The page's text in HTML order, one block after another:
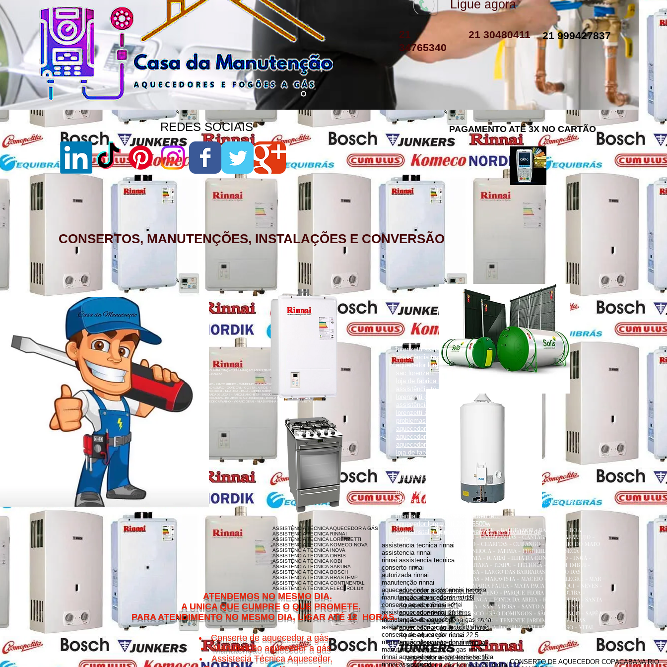
aquecedor a gás komeco 15l
aquecedor a gás komeco 20l digital
ASSISTÊNCIA TÉCNICA AQUECEDOR A GÁS
ASSISTÊNCIA TÉCNICA RINNAI
ASSISTÊNCIA TÉCNICA LORENZETTI
ASSISTÊNCIA TÉCNICA KOMECO NOVA
ASSISTÊNCIA TÉCNICA INOVA
ASSISTÊNCIA TÉCNICA ORBIS
ASSISTÊNCIA TÉCNICA KOBI
ASSISTÊNCIA TÉCNICA SAKURA
ASSISTÊNCIA TÉCNICA BOSCH
ASSISTÊNCIA TÉCNICA BRASTEMP
ASSISTÊNCIA TÉCNICA CONTINENTAL
ASSISTÊNCIA TÉCNICA ELECTROLUX
resistencia de boiler eletrico
resistencia eletrica boiler
resistencia para boiler preço
resistencia boiler komeco
aquecedor a gás rinnai preço
aquecedor a gás rinnai 15l
aquecedor rinnai e21
aquecedor rinnai 21 litros
aquecedor a gás preço
aquecedor a gás rinnai 35 litros
aquecedor a gás rinnai 22 5
aquecedor a gás rinnai manual
Ligue agora
21
34765340
21 30480411 21 999427837
CONSERTO DE AQUECEDOR COPACABANA RIO
assistencia tecnica rinnai
assistencia rinnai
rinnai assistencia tecnica
conserto rinnai
autorizada rinnai
manutenção rinnai
aquecedor rinnai assistencia tecnica
manutenção aquecedores rinnai
conserto aquecedores rinnai
assistencia aquecedor rinnai
manutenção de aquecedor a gas rinnai
assistencia tecnica aquecedor rinnai
conserto de aquecedor rinnai
manutenção de aquecedor rinnai
manutenção aquecedor a gas rinnai
rinnai aquecedores assistencia tecnica
rinnai assistencia
REDES SOCIAIS PAGAMENTO ATÉ 3X NO CARTÃO
CONSERTOS, MANUTENÇÕES, INSTALAÇÕES E CONVERSÃO
aquecedor lorenzetti vazando
lorenzetti assistência técnica
assistência técnica chuveiro lorenzetti rj
aquecedor lorenzetti não esquenta muito
sac lorenzetti
loja de fabrica lorenzetti
assistência técnica lorenzetti lapa
lorenzetti garantia
assistência técnica chuveiro lorenzetti rj
lorenzetti assistência técnica
problemas com aquecedor a gás lorenzetti
aquecedor lorenzetti manual
aquecedor a gás lorenzetti
aquecedor a gás lorenzetti 15l
loja de fabrica lorenzetti
lorenzetti garantia
como instalar aquecedor versátil lorenzetti
como instalar aquecedor lorenzetti em torneira
monocomando
manual aquecedor lorenzetti
aquecedor lorenzetti 110v
aquecedor lorenzetti água da rua
manual aquecedor versátil lorenzetti
aquecedor lorenzetti 220v 5500w
como instalar aquecedor lorenzetti em lavatório de
salão
AQUECEDOR A GÁS , CONSERTO, MANUTENÇÃO, INSTALAÇÃO ASSISTÊNCIA TÉCNICA RUA PORTO FELIZ 371
LOJA A HONORIO GURGEL RIO DE JANEIRO
ZONA NORTE
ACARÍ - ANCHIETA - BARROS FILHO - BENTO RIBEIRO - CAMPINHO - CAVALCANTI - CASCADURA - COELHO
NETO - COLÉGIO - COMPLEXO DO ALEMÃO - CORDOVIL - COSTA BARROS - ENGENHO LEAL - ENGENHO DA
RAINHA - GUADALUPE - HONÓRIO GURGEL - INHAÚMA - IRAJÁ - JARDIM AMÉRICA - MADUREIRA - MARECHAL
HERMES - OSVALDO CRUZ - PARADA DE LUCAS - PARQUE ANCHIETA - PARQUE COLÚMBIA - PAVUNA - PENHA
- PENHA CIRCULAR - QUINTINO BOCAIÚVA - RICARDO DE ALBUQUERQUE - ROCHA MIRANDA - TOMÁS COELHO
- TURIAÇÚ - VAZ LOBO - VICENTE DE CARVALHO - VIGÁRIO GERAL - VILA DA PENHA - VILA KOSMOS - VISTA
ALEGRE
AQUECEDOR A GÁS, CONSERTO,
MANUTENÇÃO, INSTALAÇÃO, ASSISTÊNCIA
TÉCNICA RINNAI RUA BARATA RIBEIRO 232
COPACABANA RIO DE JANEIRO
BAIRROS DE ATENDIMENTO RJ
ZONA SUL
BOTAFOGO - CATETE - COPACABANA -
COSME VELHO - FLAMENGO - GÁVEA -
HUMAITÁ - IPANEMA - JARDIM BOTÂNICO -
LAGOA - LARANJEIRAS - LEBLON - LEME -
ROCINHA - SÃO CONRADO - URCA
AQUECEDOR A GÁS, CONSERTO, MANUTENÇÃO,
INSTALAÇÃO, ASSISTÊNCIA TÉCNICA RUA ERNANI
AMARAL PEIXOTO 252 CENTRO NITERÓI
NITERÓI RJ
ATALAIA - BADU - BALDEADOR - BARRETO - BOA
VIAGEM - CAMBOINHAS - CANTAGALO - CARAMUJO -
CENTRO - CHARITAS - CUBANGO - ENGENHO DO MATO
- ENGENHOCA - FÁTIMA - FIGUEIRA - FONSECA -
GRAGOATÁ - ICARAÍ - ILHA DA CONCEIÇÃO - INGÁ -
ITACOATIARA - ITAIPU - ITITIOCA - JARDIM IMBUÍ -
JURUJUBA - LARGO DAS BARRADAS - LARGO DAS
BATALHAS - MARAVISTA - MACEIÓ - MAR ALEGRE - MAR
AZUL - MARIA PAULA - MATA PACA - MURIQUI - NEVES -
PADRE PEQUENO - PARQUE FLORA - PENDOTIBA -
PIRATININGA - PONTA DA AREIA - RIO DO OURO - SANTA
BÁRBARA - SANTA ROSA - SANTO ANTÔNIO - SÃO
FRANCISCO - SÃO DOMINGOS - SÃO LOURENÇO - SAPÊ -
SERRA GRANDE - TENENTE JARDIM - VARZEA DAS
MOÇAS - VENDA DA CRUZ - VILA PROGRESSO - VITAL
BRASIL
ATENDEMOS NO MESMO DIA.
A UNICA QUE CUMPRE O QUE PROMETE.
PARA ATENDIMENTO NO MESMO DIA, LIGAR ATÉ 12 HORAS.
Conserto de aquecedor a gás.
Manutenção aquecedor a gás
Assistecia Técnica Aquecedor,